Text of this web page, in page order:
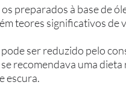
preparados à base de
teores significativos de
ser reduzido pelo
recomendava uma
escura.